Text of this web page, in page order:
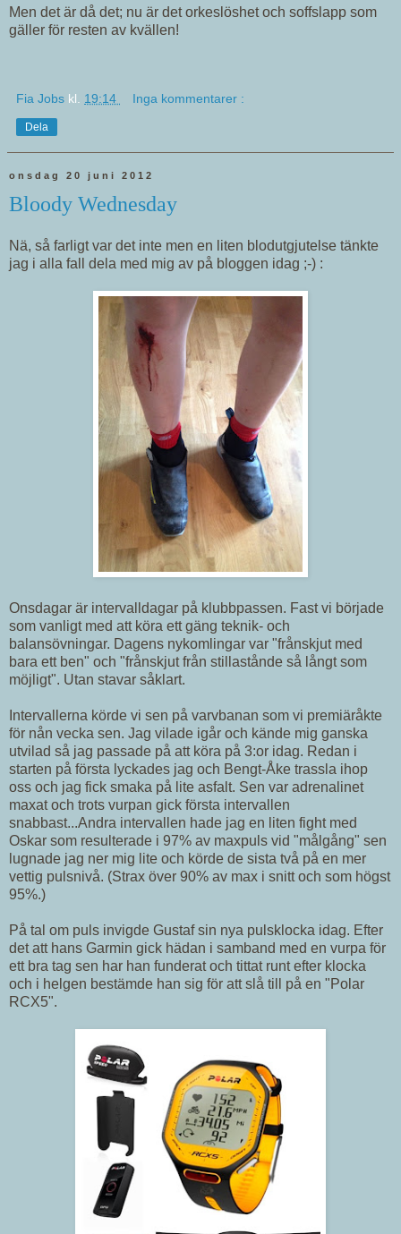
Men det är då det; nu är det orkeslöshet och soffslapp som
gäller för resten av kvällen!
Fia Jobs kl. 19:14 Inga kommentarer :
Dela
onsdag 20 juni 2012
Bloody Wednesday
Nä, så farligt var det inte men en liten blodutgjutelse tänkte
jag i alla fall dela med mig av på bloggen idag ;-) :
Onsdagar är intervalldagar på klubbpassen. Fast vi började
som vanligt med att köra ett gäng teknik- och
balansövningar. Dagens nykomlingar var "frånskjut med
bara ett ben" och "frånskjut från stillastånde så långt som
möjligt". Utan stavar såklart.
Intervallerna körde vi sen på varvbanan som vi premiäråkte
för nån vecka sen. Jag vilade igår och kände mig ganska
utvilad så jag passade på att köra på 3:or idag. Redan i
starten på första lyckades jag och Bengt-Åke trassla ihop
oss och jag fick smaka på lite asfalt. Sen var adrenalinet
maxat och trots vurpan gick första intervallen
snabbast...Andra intervallen hade jag en liten fight med
Oskar som resulterade i 97% av maxpuls vid "målgång" sen
lugnade jag ner mig lite och körde de sista två på en mer
vettig pulsnivå. (Strax över 90% av max i snitt och som högst
95%.)
På tal om puls invigde Gustaf sin nya pulsklocka idag. Efter
det att hans Garmin gick hädan i samband med en vurpa för
ett bra tag sen har han funderat och tittat runt efter klocka
och i helgen bestämde han sig för att slå till på en "Polar
RCX5".